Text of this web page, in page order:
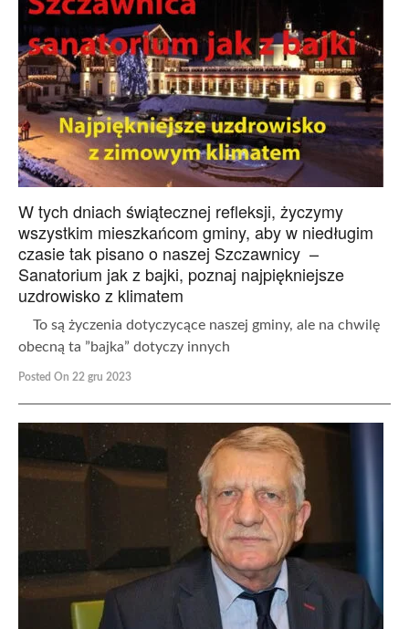
W tych dniach świątecznej refleksji, życzymy
wszystkim mieszkańcom gminy, aby w niedługim
czasie tak pisano o naszej Szczawnicy –
Sanatorium jak z bajki, poznaj najpiękniejsze
uzdrowisko z klimatem
To są życzenia dotyczycące naszej gminy, ale na chwilę
obecną ta ”bajka” dotyczy innych
Posted On 22 gru 2023